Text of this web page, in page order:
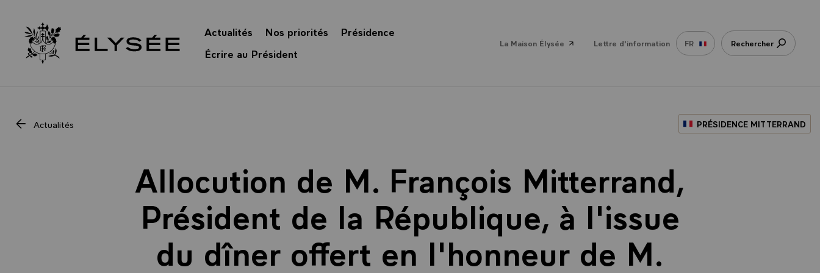
Retour à l’accueil Élysée
Actualités Nos priorités
Présidence
Écrire au Président
La Maison Élysée Lettre d'information FR Rechercher
Actualités PRÉSIDENCE MITTERRAND
Allocution de M. François Mitterrand,
Président de la République, à l'issue
du dîner offert en l'honneur de M.